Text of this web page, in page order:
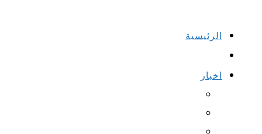
الرئيسية
اخبار